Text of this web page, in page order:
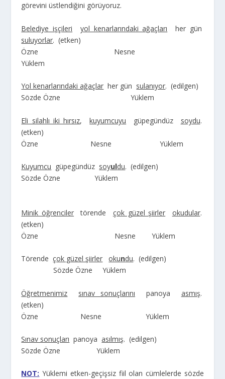
görevini üstlendiğini görüyoruz.
Belediye işçileri yol kenarlarındaki ağaçları her gün
suluyorlar. (etken)
Özne Nesne
Yüklem
Yol kenarlarındaki ağaçlar her gün sulanıyor. (edilgen)
Sözde Özne Yüklem
Eli silahlı iki hırsız,kuyumcuyu güpegündüz soydu.
(etken)
Özne Nesne Yüklem
Kuyumcu güpegündüz soyuldu. (edilgen)
Sözde Özne Yüklem
Minik öğrenciler törende çok güzel şiirler okudular.
(etken)
Özne Nesne Yüklem
Törendeçok güzel şiirler okundu. (edilgen)
Sözde Özne Yüklem
Öğretmenimiz sınav sonuçlarını panoya asmış.
(etken)
Özne Nesne Yüklem
Sınav sonuçları panoyaasılmış. (edilgen)
Sözde Özne Yüklem
NOT: Yüklemi etken-geçişsiz fiil olan cümlelerde sözde